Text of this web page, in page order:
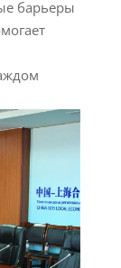
барьеры